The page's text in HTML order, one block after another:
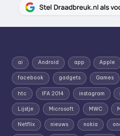
ai Android app Apple
facebook gadgets Games
htc IFA 2014 instagram
Lijstje Microsoft MWC
Netflix nieuws nokia